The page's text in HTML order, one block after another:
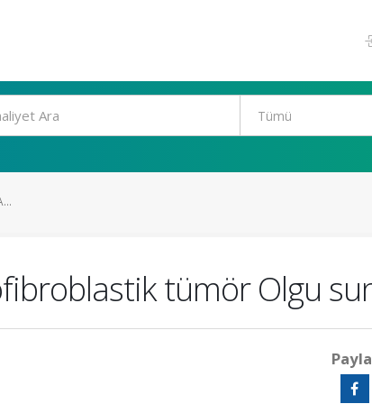
tümör Olgu